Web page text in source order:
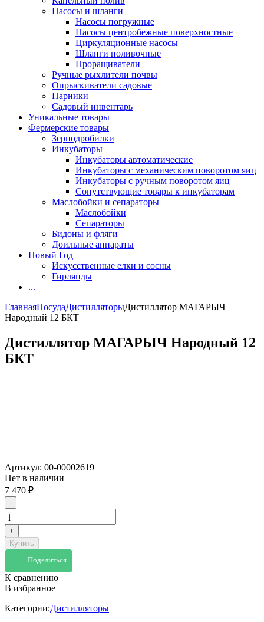
Насосы и шланги
Насосы погружные
Насосы центробежные поверхностные
Циркуляционные насосы
Шланги поливочные
Проращиватели
Ручные рыхлители почвы
Опрыскиватели садовые
Парники
Садовый инвентарь
Уникальные товары
Фермерские товары
Зернодробилки
Инкубаторы
Инкубаторы автоматические
Инкубаторы с механическим поворотом яиц
Инкубаторы с ручным поворотом яиц
Сопутствующие товары к инкубаторам
Маслобойки и сепараторы
Маслобойки
Сепараторы
Бидоны и фляги
Доильные аппараты
Новый Год
Искусственные елки и сосны
Гирлянды
...
ГлавнаяПосудаДистилляторыДистиллятор МАГАРЫЧ
Народный 12 БКТ
Дистиллятор МАГАРЫЧ Народный 12
БКТ
Артикул: 00-00002619
Нет в наличии
7 470 ₽
-
+
Купить
Поделиться
К сравнению
В избранное
Категории:Дистилляторы